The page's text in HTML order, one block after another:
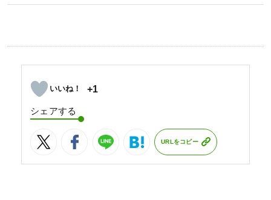
+1
シェアする
URLをコピー